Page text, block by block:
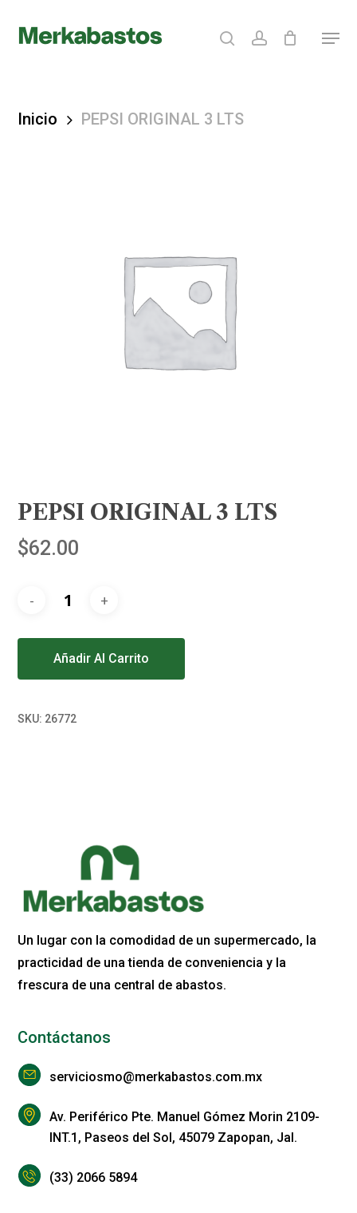
searchaccount Menu
Inicio PEPSI ORIGINAL 3 LTS
PEPSI ORIGINAL 3 LTS
$62.00
Añadir Al Carrito
SKU: 26772
Un lugar con la comodidad de un supermercado, la
practicidad de una tienda de conveniencia y la
frescura de una central de abastos.
Contáctanos
serviciosmo@merkabastos.com.mx
Av. Periférico Pte. Manuel Gómez Morin 2109-
INT.1, Paseos del Sol, 45079 Zapopan, Jal.
(33) 2066 5894
Close